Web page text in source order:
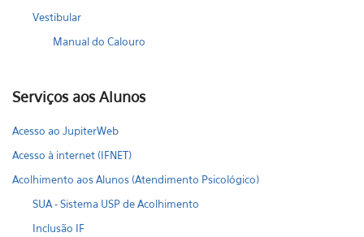
Vestibular
Manual do Calouro
Serviços aos Alunos
Acesso ao JupiterWeb
Acesso à internet (IFNET)
Acolhimento aos Alunos (Atendimento Psicológico)
SUA - Sistema USP de Acolhimento
Inclusão IF